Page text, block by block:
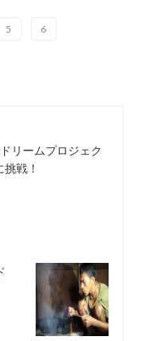
5 6
リームプロジェク
挑戦！